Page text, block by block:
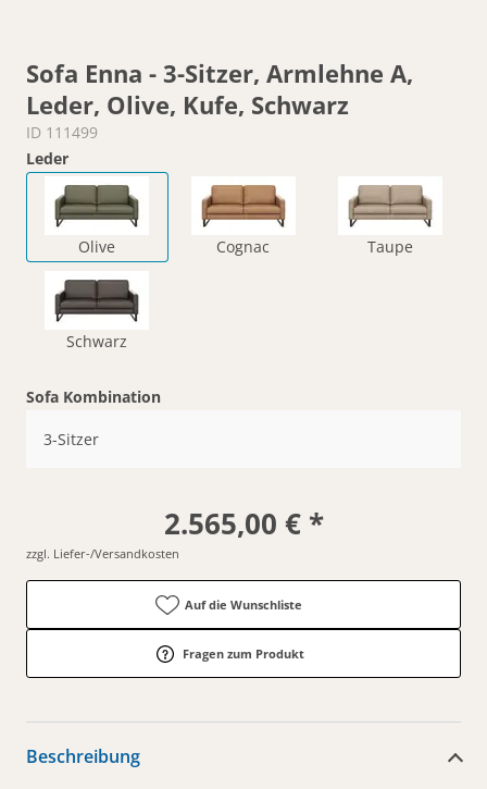
Sofa Enna - 3-Sitzer, Armlehne A,
Leder, Olive, Kufe, Schwarz
ID 111499
Leder
Olive Cognac Taupe
Schwarz
Sofa Kombination
3-Sitzer
2.565,00 € *
zzgl. Liefer-/Versandkosten
Auf die Wunschliste
Fragen zum Produkt
Beschreibung